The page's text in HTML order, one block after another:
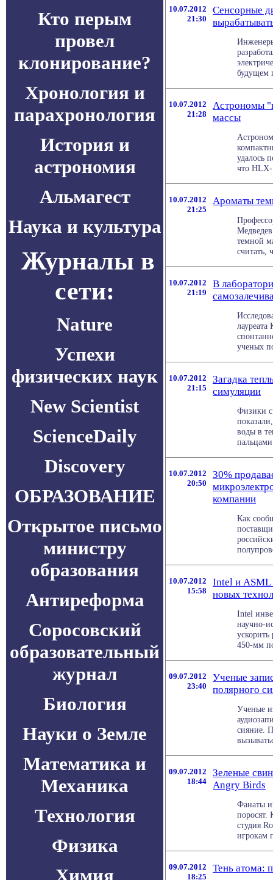
Кто перым
провел
клонирование?
Хронология и
парахронология
История и
астрономия
Альмагест
Наука и культура
Журналы в
сети:
Nature
Успехи
физических наук
New Scientist
ScienceDaily
Discovery
ОБРАЗОВАНИЕ
Открытое письмо
министру
образования
Антиреформа
Соросовский
образовательный
журнал
Биология
Науки о Земле
Математика и
Механика
Технология
Физика
Химия
10.07.2012
21:30
Сенсорные
будущем
10.07.2012
21:28
Астрономы
массы
удалось
что HLX-
10.07.2012
21:25
Ароматы
темной
считать,
10.07.2012
21:19
В
лауреата
ученых
10.07.2012
21:15
Загадка
симуляции
Физики
воды в
10.07.2012
20:50
30%
компании
Как
10.07.2012
15:58
Intel и ASML
новых
Intel
научно-
ускорить
450-мм
09.07.2012
23:40
Ученые
полярного
Ученые
сияние.
09.07.2012
18:44
Зеленые
Angry Birds
Фанаты
поросят.
студия
игрокам
09.07.2012
18:25
Тень атома: